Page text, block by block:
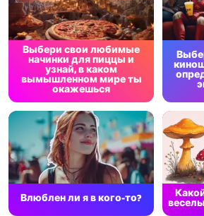
Выбери свои любимые
начинки для пиццы и
узнай, в каком
вымышленном мире ты
окажешься
Влюблен ли я в кого-то?